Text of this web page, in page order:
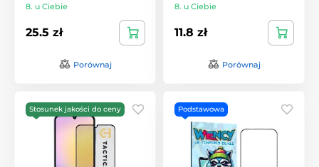
8. u Ciebie
25.5 zł
Porównaj
8. u Ciebie
11.8 zł
Porównaj
Stosunek jakości do ceny Podstawowa